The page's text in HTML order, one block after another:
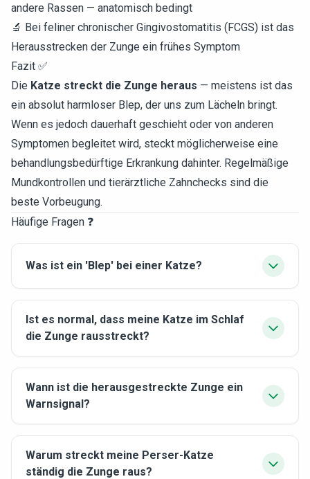
andere Rassen — anatomisch bedingt
🔬 Bei feliner chronischer Gingivostomatitis (FCGS) ist das
Herausstrecken der Zunge ein frühes Symptom
Fazit ✅
Die Katze streckt die Zunge heraus — meistens ist das
ein absolut harmloser Blep, der uns zum Lächeln bringt.
Wenn es jedoch dauerhaft geschieht oder von anderen
Symptomen begleitet wird, steckt möglicherweise eine
behandlungsbedürftige Erkrankung dahinter. Regelmäßige
Mundkontrollen und tierärztliche Zahnchecks sind die
beste Vorbeugung.
Häufige Fragen ❓
Was ist ein 'Blep' bei einer Katze?
Ist es normal, dass meine Katze im Schlaf
die Zunge rausstreckt?
Wann ist die herausgestreckte Zunge ein
Warnsignal?
Warum streckt meine Perser-Katze
ständig die Zunge raus?